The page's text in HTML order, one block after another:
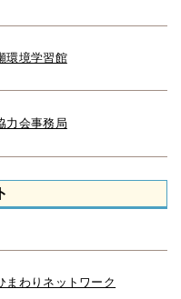
環境学習館
力会事務局
まわりネットワーク